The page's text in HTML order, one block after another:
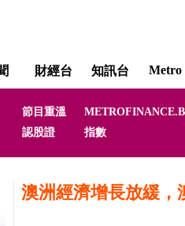
財經台 知訊台 Metro
節目重溫
認股證 指數
澳洲經濟增長放緩，